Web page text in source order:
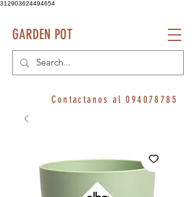
312903624494654
GARDEN POT
Contactanos al094078785